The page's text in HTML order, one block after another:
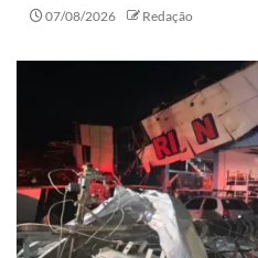
07/08/2026 Redação